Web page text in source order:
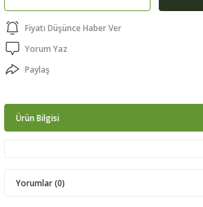
Fiyatı Düşünce Haber Ver
Yorum Yaz
Paylaş
Ürün Bilgisi
Yorumlar (0)